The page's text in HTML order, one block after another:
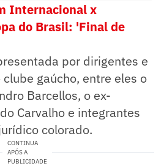
Internacional x
do Brasil: 'Final de
por dirigentes e
gaúcho, entre eles o
Barcellos, o ex-
Carvalho e integrantes
colorado.
CONTINUA
APÓS A
PUBLICIDADE